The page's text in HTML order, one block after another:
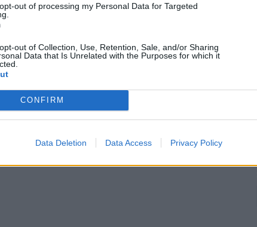
out of processing my Personal Data for Targeted
out of Collection, Use, Retention, Sale, and/or Sharing
Data that Is Unrelated with the Purposes for which it
CONFIRM
Data Deletion Data Access Privacy Policy